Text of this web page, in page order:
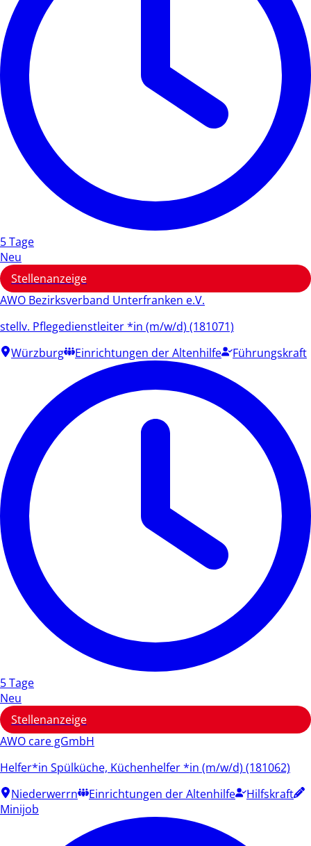
5 Tage
Neu
Stellenanzeige
AWO Bezirksverband Unterfranken e.V.
stellv. Pflegedienstleiter *in (m/w/d) (181071)
Würzburg
Einrichtungen der Altenhilfe Führungskraft
5 Tage
Neu
Stellenanzeige
AWO care gGmbH
Helfer*in Spülküche, Küchenhelfer *in (m/w/d) (181062)
Niederwerrn
Einrichtungen der Altenhilfe
Hilfskraft
Minijob